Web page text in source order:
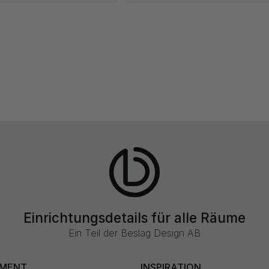
Einrichtungsdetails für alle Räume
Ein Teil der Beslag Design AB